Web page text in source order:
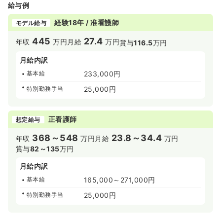
給与例
モデル給与 経験18年 / 准看護師
年収445 万円 月給 27.4 万円賞与116.5万円
月給内訳
基本給 233,000円
特別勤務手当 25,000円
想定給与 正看護師
年収 368～548 万円 月給 23.8～34.4 万円
賞与82～135万円
月給内訳
基本給 165,000～271,000円
特別勤務手当 25,000円